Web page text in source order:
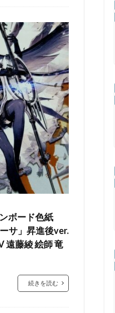
ボード色紙
サ」昇進後ver.
遠藤綾 絵師 竜
続きを読む